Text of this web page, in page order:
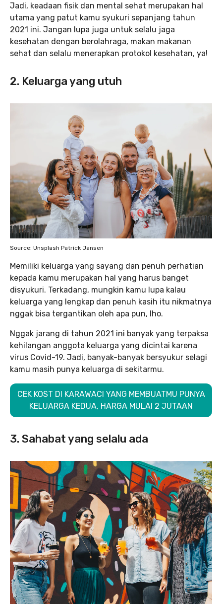
Jadi, keadaan fisik dan mental sehat merupakan hal
utama yang patut kamu syukuri sepanjang tahun
2021 ini. Jangan lupa juga untuk selalu jaga
kesehatan dengan berolahraga, makan makanan
sehat dan selalu menerapkan protokol kesehatan, ya!
2. Keluarga yang utuh
Source: Unsplash Patrick Jansen
Memiliki keluarga yang sayang dan penuh perhatian
kepada kamu merupakan hal yang harus banget
disyukuri. Terkadang, mungkin kamu lupa kalau
keluarga yang lengkap dan penuh kasih itu nikmatnya
nggak bisa tergantikan oleh apa pun, lho.
Nggak jarang di tahun 2021 ini banyak yang terpaksa
kehilangan anggota keluarga yang dicintai karena
virus Covid-19. Jadi, banyak-banyak bersyukur selagi
kamu masih punya keluarga di sekitarmu.
CEK KOST DI KARAWACI YANG MEMBUATMU PUNYA
KELUARGA KEDUA, HARGA MULAI 2 JUTAAN
3. Sahabat yang selalu ada